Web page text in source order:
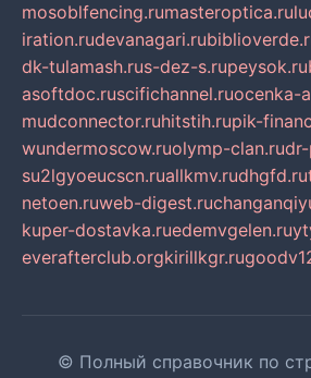
mosoblfencing.rumasteroptica.ru
iration.rudevanagari.ru
dk-tulamash.rus-dez-s.rupeysok.ru
asoftdoc.ruscifichannel.ruocenka-
mudconnector.ruhitstih.rupik-
wundermoscow.ruolymp-clan.ru
su2lgyoeucscn.ruallkmv.rudhgfd.ru
netoen.ruweb-digest.ru
kuper-dostavka.ruedemvgelen.ru
everafterclub.orgkirillkgr.ru
© Полный справочник по